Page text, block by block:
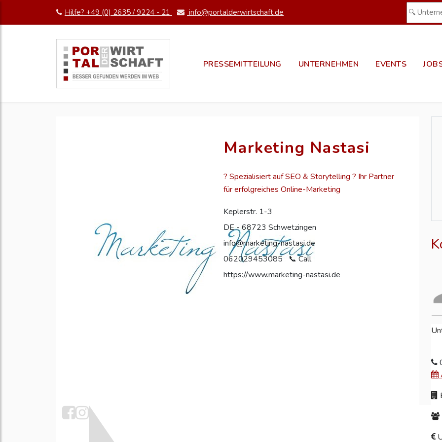
Hilfe? +49 (0) 2635 / 9224 - 21 info@portalderwirtschaft.de
PRESSEMITTEILUNG UNTERNEHMEN EVENTS
Marketing Nastasi
? Spezialisiert auf SEO & Storytelling ? Ihr Partner
für erfolgreiches Online-Marketing
Keplerstr. 1-3
DE - 68723 Schwetzingen
info@marketing-nastasi.de
062029453085
https://www.marketing-nastasi.de